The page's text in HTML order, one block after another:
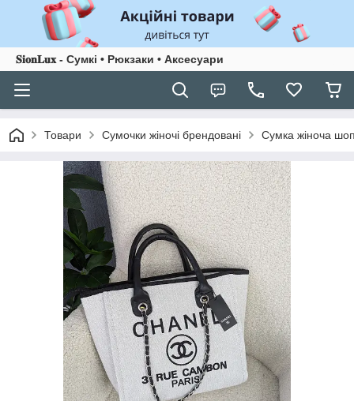
𝐒𝐢𝐨𝐧𝐋𝐮𝐱 - Сумкі • Рюкзаки • Аксесуари
Товари Сумочки жіночі брендовані Сумка жіноча